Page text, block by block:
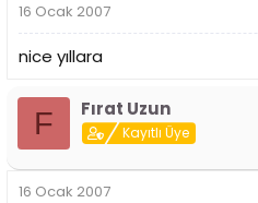
16 Ocak 2007
nice yıllara
F Fırat Uzun
Kayıtlı Üye
16 Ocak 2007